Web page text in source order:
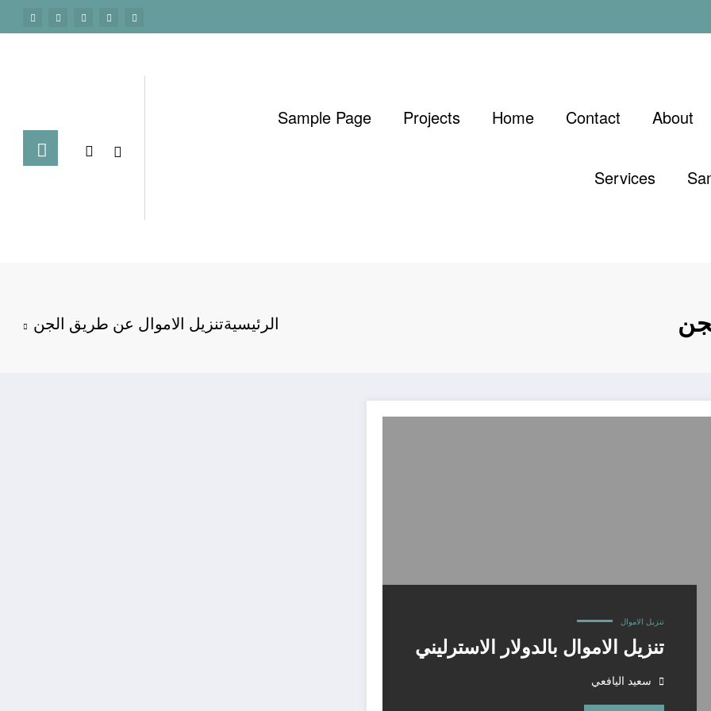
About
Contact
Home
Projects
Sample Page
Services
الرئيسيةتنزيل الاموال عن طريق الجن
تنزيل الاموال
تنزيل الاموال بالدولار الاسترليني
سعيد اليافعي